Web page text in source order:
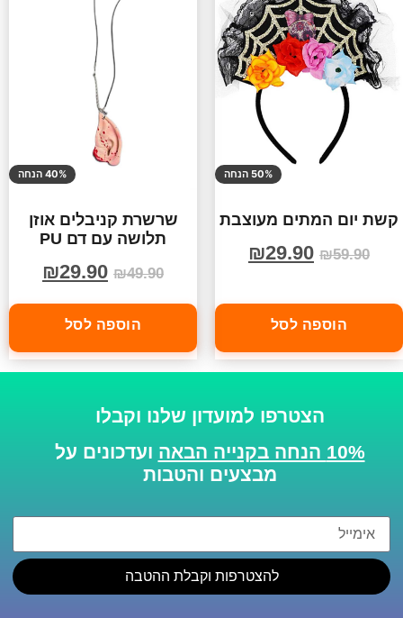
50% הנחה
קשת יום המתים מעוצבת
₪59.90
₪29.90
הוספה לסל
40% הנחה
שרשרת קניבלים אוזן
תלושה עם דם PU
₪49.90
₪29.90
הוספה לסל
הצטרפו למועדון שלנו וקבלו
10% הנחה בקנייה הבאה
ועדכונים על
מבצעים והטבות
להצטרפות וקבלת ההטבה